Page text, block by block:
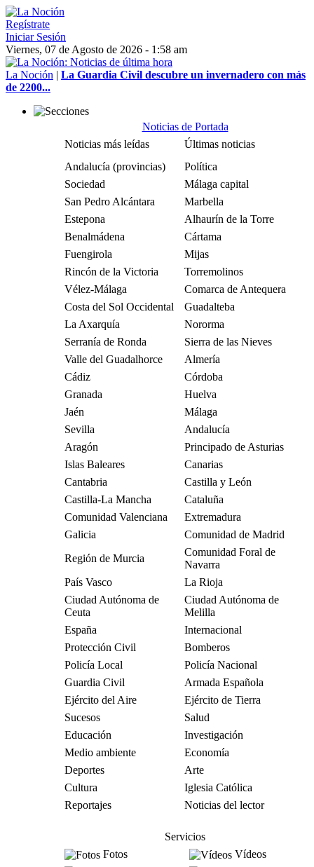
Regístrate
Iniciar Sesión
Viernes, 07 de Agosto de 2026 - 1:58 am
La Noción | La Guardia Civil descubre un invernadero con más
de 2200...
Noticias de Portada
Noticias más leídas
Últimas noticias
Andalucía (provincias)
Política
Sociedad
Málaga capital
San Pedro Alcántara
Marbella
Estepona
Alhaurín de la Torre
Benalmádena
Cártama
Fuengirola
Mijas
Rincón de la Victoria
Torremolinos
Vélez-Málaga
Comarca de Antequera
Costa del Sol Occidental
Guadalteba
La Axarquía
Nororma
Serranía de Ronda
Sierra de las Nieves
Valle del Guadalhorce
Almería
Cádiz
Córdoba
Granada
Huelva
Jaén
Málaga
Sevilla
Andalucía
Aragón
Principado de Asturias
Islas Baleares
Canarias
Cantabria
Castilla y León
Castilla-La Mancha
Cataluña
Comunidad Valenciana
Extremadura
Galicia
Comunidad de Madrid
Región de Murcia
Comunidad Foral de
Navarra
País Vasco
La Rioja
Ciudad Autónoma de
Ceuta
Ciudad Autónoma de
Melilla
España
Internacional
Protección Civil
Bomberos
Policía Local
Policía Nacional
Guardia Civil
Armada Española
Ejército del Aire
Ejército de Tierra
Sucesos
Salud
Educación
Investigación
Medio ambiente
Economía
Deportes
Arte
Cultura
Iglesia Católica
Reportajes
Noticias del lector
Servicios
Fotos
Vídeos